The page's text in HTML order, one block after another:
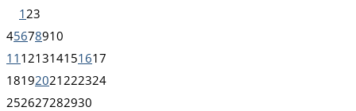
1 23
45678910
11 121314151617
18192021 222324
252627282930